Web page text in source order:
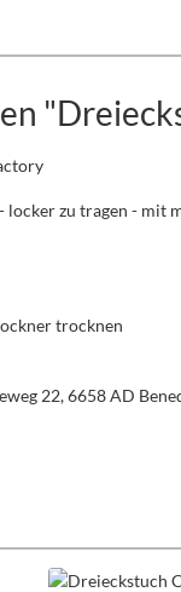
zu tragen - mit
trocknen
22, 6658 AD